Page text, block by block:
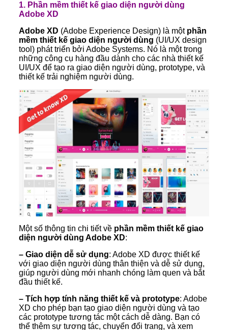
1. Phần mềm thiết kế giao diện người dùng
Adobe XD
Adobe XD (Adobe Experience Design) là một phần
mềm thiết kế giao diện người dùng (UI/UX design
tool) phát triển bởi Adobe Systems. Nó là một trong
những công cụ hàng đầu dành cho các nhà thiết kế
UI/UX để tạo ra giao diện người dùng, prototype, và
thiết kế trải nghiệm người dùng.
Một số thông tin chi tiết vềphần mềm thiết kế giao
diện người dùng Adobe XD:
– Giao diện dễ sử dụng: Adobe XD được thiết kế
với giao diện người dùng thân thiện và dễ sử dụng,
giúp người dùng mới nhanh chóng làm quen và bắt
đầu thiết kế.
– Tích hợp tính năng thiết kế và prototype: Adobe
XD cho phép bạn tạo giao diện người dùng và tạo
các prototype tương tác một cách dễ dàng. Bạn có
thể thêm sự tương tác, chuyển đổi trang, và xem